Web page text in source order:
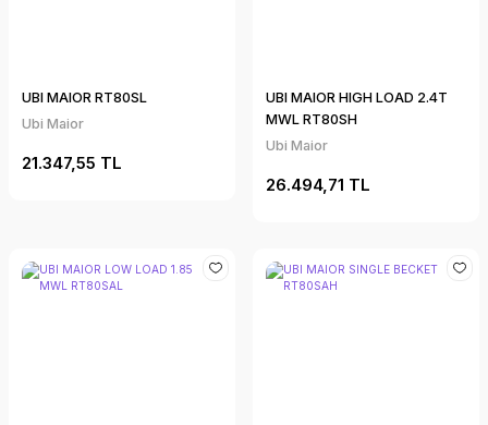
UBI MAIOR RT80SL
Ubi Maior
21.347,55 TL
UBI MAIOR HIGH LOAD 2.4T
MWL RT80SH
Ubi Maior
26.494,71 TL